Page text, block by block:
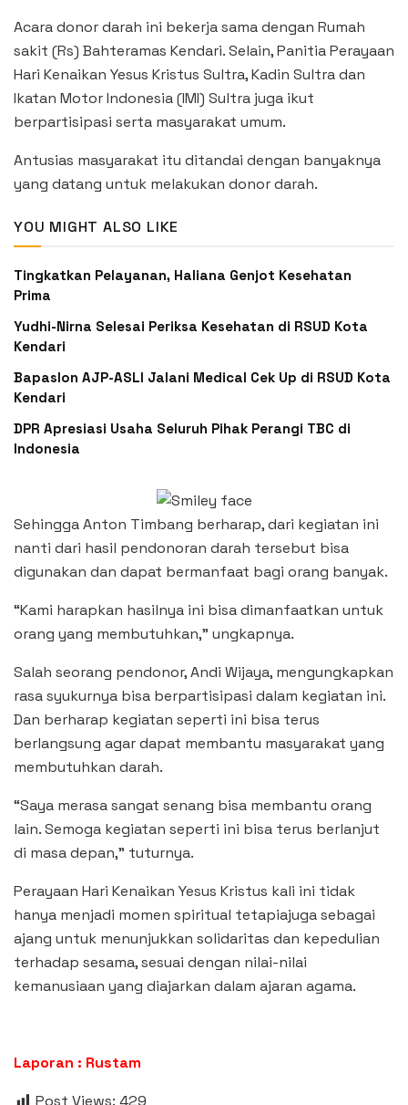
Acara donor darah ini bekerja sama dengan Rumah
sakit (Rs) Bahteramas Kendari. Selain, Panitia Perayaan
Hari Kenaikan Yesus Kristus Sultra, Kadin Sultra dan
Ikatan Motor Indonesia (IMI) Sultra juga ikut
berpartisipasi serta masyarakat umum.
Antusias masyarakat itu ditandai dengan banyaknya
yang datang untuk melakukan donor darah.
YOU MIGHT ALSO LIKE
Tingkatkan Pelayanan, Haliana Genjot Kesehatan
Prima
Yudhi-Nirna Selesai Periksa Kesehatan di RSUD Kota
Kendari
Bapaslon AJP-ASLI Jalani Medical Cek Up di RSUD Kota
Kendari
DPR Apresiasi Usaha Seluruh Pihak Perangi TBC di
Indonesia
Sehingga Anton Timbang berharap, dari kegiatan ini
nanti dari hasil pendonoran darah tersebut bisa
digunakan dan dapat bermanfaat bagi orang banyak.
“Kami harapkan hasilnya ini bisa dimanfaatkan untuk
orang yang membutuhkan,” ungkapnya.
Salah seorang pendonor, Andi Wijaya, mengungkapkan
rasa syukurnya bisa berpartisipasi dalam kegiatan ini.
Dan berharap kegiatan seperti ini bisa terus
berlangsung agar dapat membantu masyarakat yang
membutuhkan darah.
“Saya merasa sangat senang bisa membantu orang
lain. Semoga kegiatan seperti ini bisa terus berlanjut
di masa depan,” tuturnya.
Perayaan Hari Kenaikan Yesus Kristus kali ini tidak
hanya menjadi momen spiritual tetapiajuga sebagai
ajang untuk menunjukkan solidaritas dan kepedulian
terhadap sesama, sesuai dengan nilai-nilai
kemanusiaan yang diajarkan dalam ajaran agama.
Laporan : Rustam
Post Views: 429